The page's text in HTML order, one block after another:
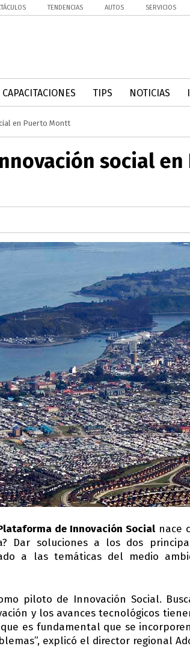
TENDENCIAS AUTOS SERVICIOS
CAPACITACIONES TIPS NOTICIAS
en Puerto Montt
social en
de Innovación Social nace
Dar soluciones a los dos
a las temáticas del medio
piloto de Innovación Social.
y los avances tecnológicos
es fundamental que se
explicó el director regional